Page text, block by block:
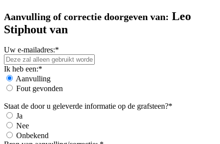
Aanvulling of correctie doorgeven van: Leo
Stiphout van
Uw e-mailadres:*
Ik heb een:*
Aanvulling
Fout gevonden
Staat de door u geleverde informatie op de grafsteen?*
Ja
Nee
Onbekend